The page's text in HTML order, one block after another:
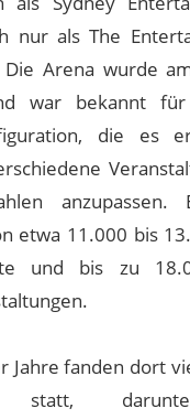
nur als The
Die Arena wurde
war bekannt
die es
etwa 11.000 bis
und bis zu
Jahre fanden dort
statt,